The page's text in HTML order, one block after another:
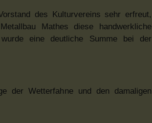
des Kulturvereins sehr erfreut,
Mathes diese handwerkliche
eine deutliche Summe bei der
der Wetterfahne und den damaligen